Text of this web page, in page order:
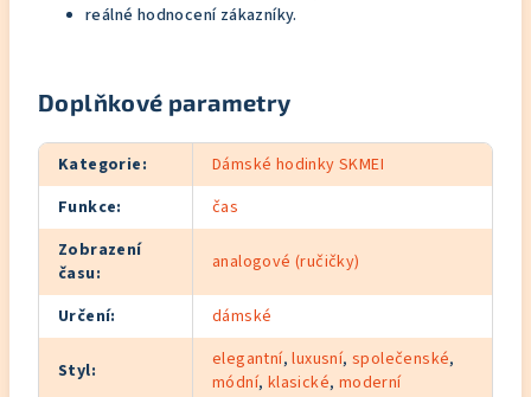
reálné hodnocení zákazníky.
Doplňkové parametry
Kategorie:
Dámské hodinky SKMEI
Funkce:
čas
Zobrazení
času: analogové (ručičky)
Určení: dámské
Styl: elegantní,luxusní,společenské,
módní, klasické, moderní